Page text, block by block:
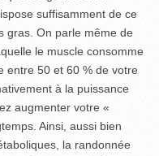
suffisamment de ce
gras. On parle même de
le muscle consomme
entre 50 et 60 % de votre
à la puissance
augmenter votre «
Ainsi, aussi bien
la randonnée